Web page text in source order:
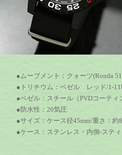
●ムーブメント：クォーツ(Ronda
●トリチウム：ベゼル レッド/1-
●ベゼル：スチール（PVDコーティ
●防水性：20気圧
●サイズ：ケース径45mm/重さ：約
●ケース：ステンレス・内側-ステ